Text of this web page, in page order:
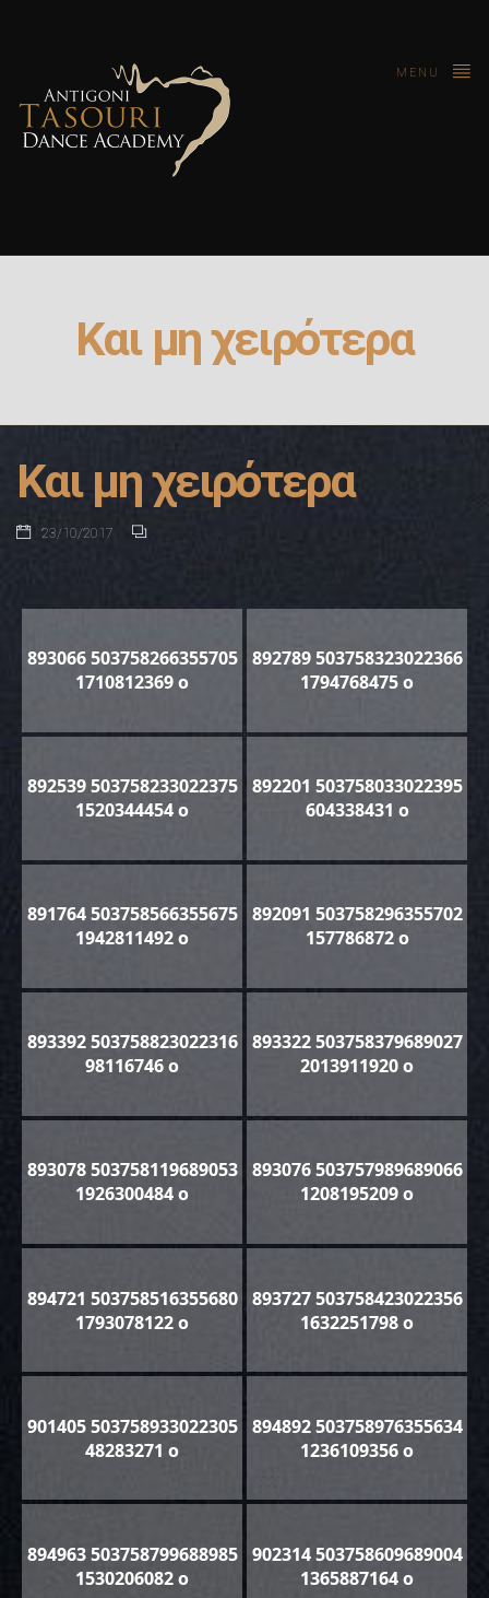
MENU
Και μη χειρότερα
Και μη χειρότερα
23/10/2017
893066 503758266355705
1710812369 o
892789 503758323022366
1794768475 o
892539 503758233022375
1520344454 o
892201 503758033022395
604338431 o
891764 503758566355675
1942811492 o
892091 503758296355702
157786872 o
893392 503758823022316
98116746 o
893322 503758379689027
2013911920 o
893078 503758119689053
1926300484 o
893076 503757989689066
1208195209 o
894721 503758516355680
1793078122 o
893727 503758423022356
1632251798 o
901405 503758933022305
48283271 o
894892 503758976355634
1236109356 o
894963 503758799688985
1530206082 o
902314 503758609689004
1365887164 o